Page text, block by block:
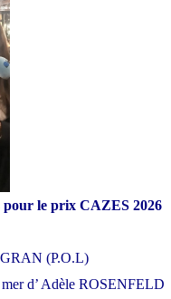
pour le prix CAZES 2026
(P.O.L)
d’ Adèle ROSENFELD